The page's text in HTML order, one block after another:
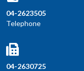
04-2623505
Telephone
04-2630725